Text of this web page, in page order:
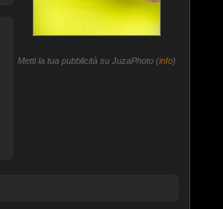
Metti la tua pubblicità su JuzaPhoto (info)